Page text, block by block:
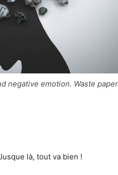
negative emotion. Waste paper
là, tout va bien !